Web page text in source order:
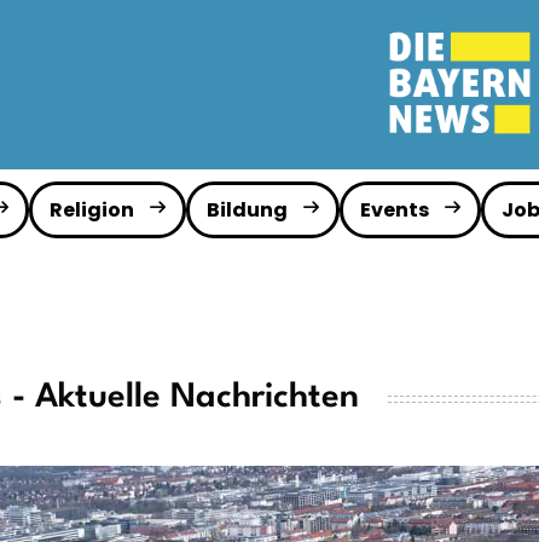
Religion Bildung Events
Aktuelle Nachrichten